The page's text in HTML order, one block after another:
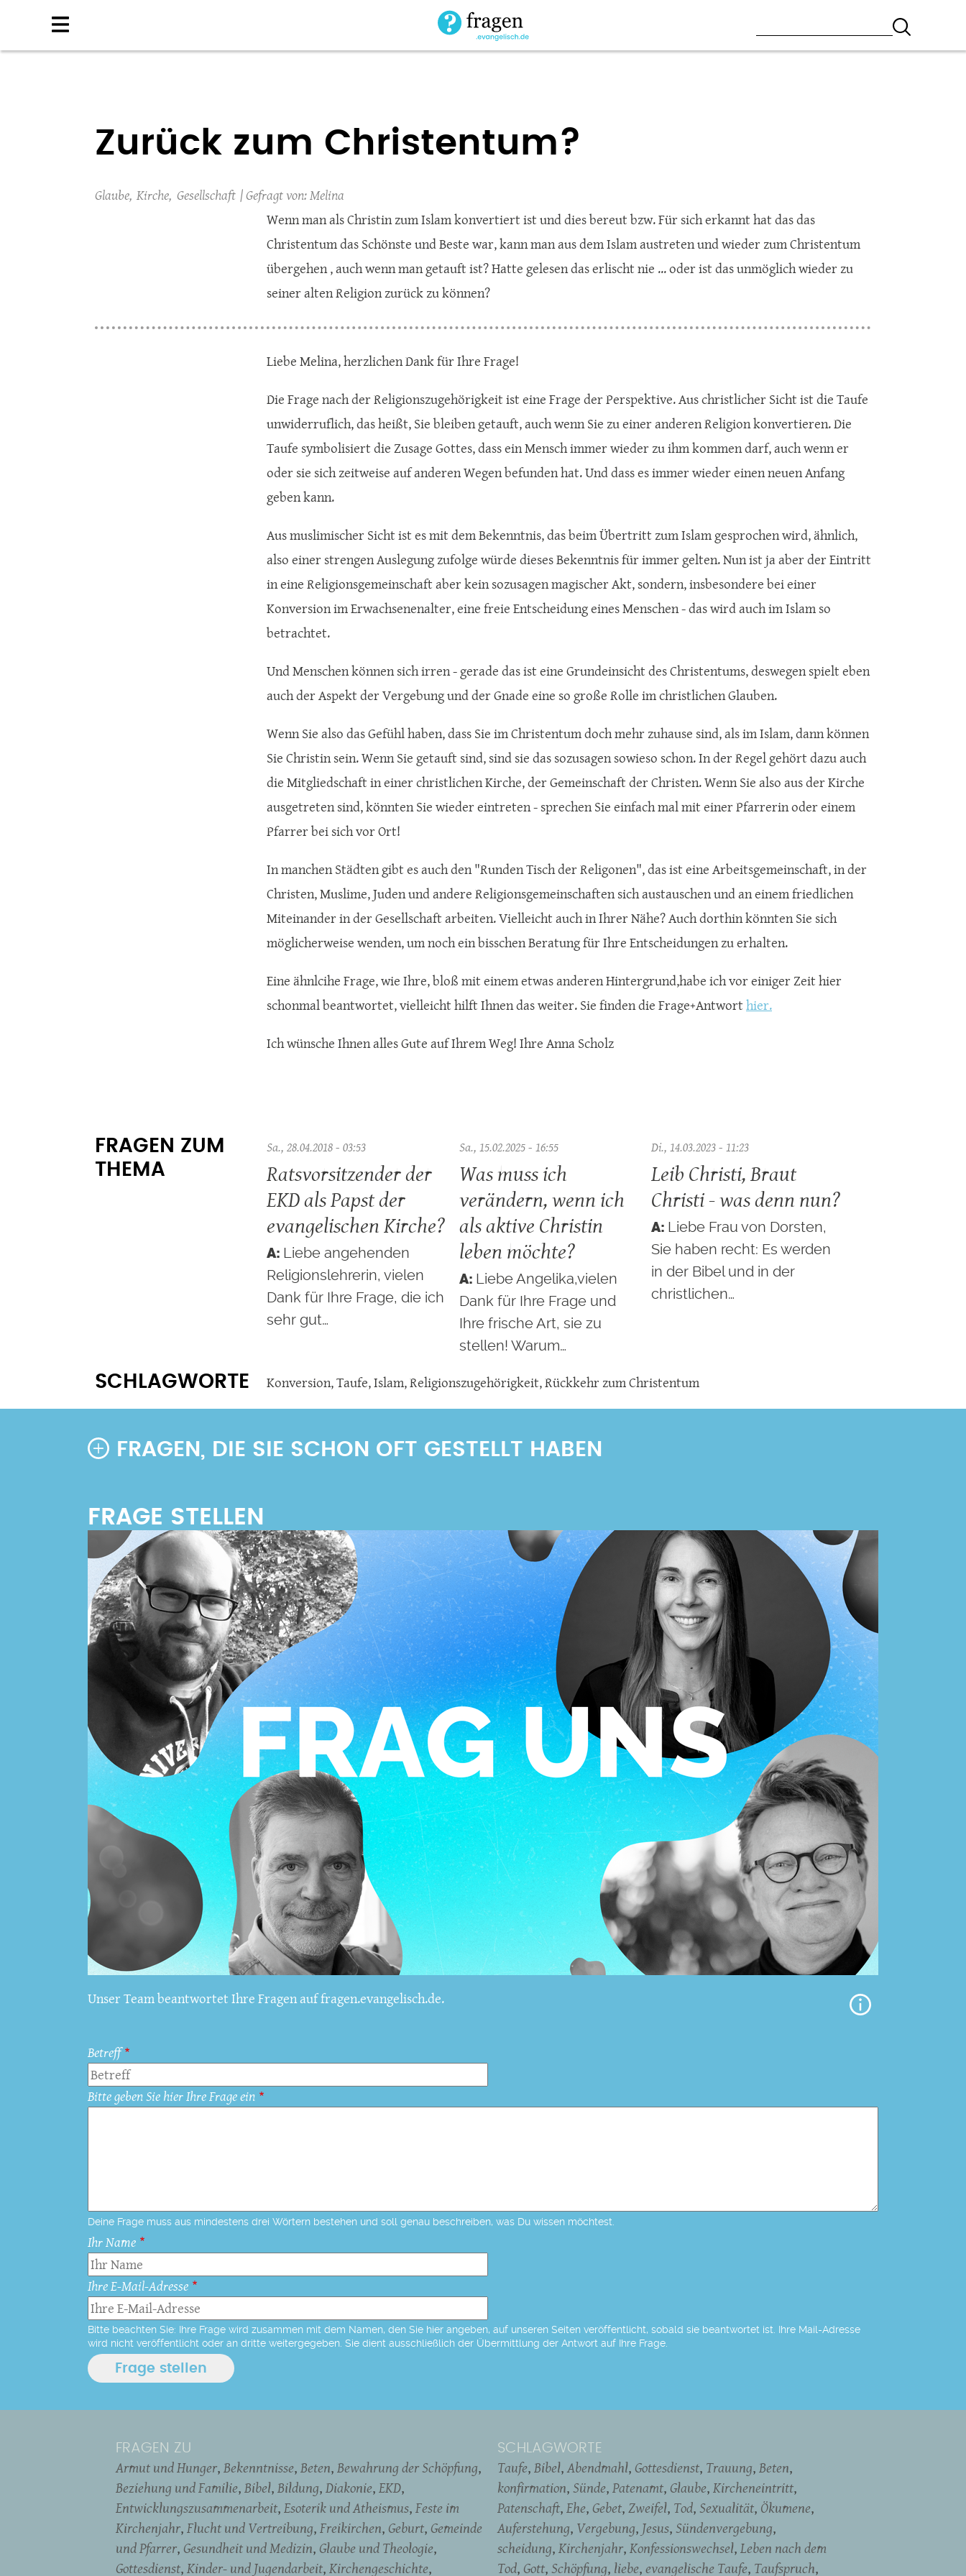
Zurück zum Christentum?
Glaube Kirche Gesellschaft
Melina
Wenn man als Christin zum Islam konvertiert ist und dies bereut bzw. Für sich erkannt hat das das
Christentum das Schönste und Beste war, kann man aus dem Islam austreten und wieder zum Christentum
übergehen , auch wenn man getauft ist? Hatte gelesen das erlischt nie ... oder ist das unmöglich wieder zu
seiner alten Religion zurück zu können?
Liebe Melina, herzlichen Dank für Ihre Frage!
Die Frage nach der Religionszugehörigkeit ist eine Frage der Perspektive. Aus christlicher Sicht ist die Taufe
unwiderruflich, das heißt, Sie bleiben getauft, auch wenn Sie zu einer anderen Religion konvertieren. Die
Taufe symbolisiert die Zusage Gottes, dass ein Mensch immer wieder zu ihm kommen darf, auch wenn er
oder sie sich zeitweise auf anderen Wegen befunden hat. Und dass es immer wieder einen neuen Anfang
geben kann.
Aus muslimischer Sicht ist es mit dem Bekenntnis, das beim Übertritt zum Islam gesprochen wird, ähnlich,
also einer strengen Auslegung zufolge würde dieses Bekenntnis für immer gelten. Nun ist ja aber der Eintritt
in eine Religionsgemeinschaft aber kein sozusagen magischer Akt, sondern, insbesondere bei einer
Konversion im Erwachsenenalter, eine freie Entscheidung eines Menschen - das wird auch im Islam so
betrachtet.
Und Menschen können sich irren - gerade das ist eine Grundeinsicht des Christentums, deswegen spielt eben
auch der Aspekt der Vergebung und der Gnade eine so große Rolle im christlichen Glauben.
Wenn Sie also das Gefühl haben, dass Sie im Christentum doch mehr zuhause sind, als im Islam, dann können
Sie Christin sein. Wenn Sie getauft sind, sind sie das sozusagen sowieso schon. In der Regel gehört dazu auch
die Mitgliedschaft in einer christlichen Kirche, der Gemeinschaft der Christen. Wenn Sie also aus der Kirche
ausgetreten sind, könnten Sie wieder eintreten - sprechen Sie einfach mal mit einer Pfarrerin oder einem
Pfarrer bei sich vor Ort!
In manchen Städten gibt es auch den "Runden Tisch der Religonen", das ist eine Arbeitsgemeinschaft, in der
Christen, Muslime, Juden und andere Religionsgemeinschaften sich austauschen und an einem friedlichen
Miteinander in der Gesellschaft arbeiten. Vielleicht auch in Ihrer Nähe? Auch dorthin könnten Sie sich
möglicherweise wenden, um noch ein bisschen Beratung für Ihre Entscheidungen zu erhalten.
Eine ähnlcihe Frage, wie Ihre, bloß mit einem etwas anderen Hintergrund,habe ich vor einiger Zeit hier
schonmal beantwortet, vielleicht hilft Ihnen das weiter. Sie finden die Frage+Antworthier.
Ich wünsche Ihnen alles Gute auf Ihrem Weg! Ihre Anna Scholz
FRAGEN ZUM
THEMA
Sa., 28.04.2018 - 03:53
Ratsvorsitzender der
EKD als Papst der
evangelischen Kirche?
Liebe angehenden
Religionslehrerin, vielen
Dank für Ihre Frage, die ich
sehr gut…
Sa., 15.02.2025 - 16:55
Was muss ich
verändern, wenn ich
als aktive Christin
leben möchte?
Liebe Angelika,vielen
Dank für Ihre Frage und
Ihre frische Art, sie zu
stellen! Warum…
Di., 14.03.2023 - 11:23
Leib Christi, Braut
Christi - was denn nun?
Liebe Frau von Dorsten,
Sie haben recht: Es werden
in der Bibel und in der
christlichen…
SCHLAGWORTE Konversion,Taufe,Islam,Religionszugehörigkeit,Rückkehr zum Christentum
FRAGEN, DIE SIE SCHON OFT GESTELLT HABEN
Unser Team beantwortet Ihre Fragen auf fragen.evangelisch.de.
Betreff
Bitte geben Sie hier Ihre Frage ein
Deine Frage muss aus mindestens drei Wörtern bestehen und soll genau beschreiben, was Du wissen möchtest.
Ihr Name
Ihre E-Mail-Adresse
Bitte beachten Sie: Ihre Frage wird zusammen mit dem Namen, den Sie hier angeben, auf unseren Seiten veröffentlicht, sobald sie beantwortet ist. Ihre Mail-Adresse
wird nicht veröffentlicht oder an dritte weitergegeben. Sie dient ausschließlich der Übermittlung der Antwort auf Ihre Frage.
FRAGEN ZU
Armut und Hunger Bekenntnisse Beten Bewahrung der Schöpfung
Beziehung und Familie Bibel Bildung Diakonie EKD
Entwicklungszusammenarbeit Esoterik und Atheismus Feste im
Kirchenjahr Flucht und Vertreibung Freikirchen Geburt Gemeinde
und Pfarrer Gesundheit und Medizin Glaube und Theologie
Gottesdienst Kinder- und Jugendarbeit Kirchengeschichte
SCHLAGWORTE
Taufe Bibel Abendmahl Gottesdienst Trauung Beten
konfirmation Sünde Patenamt Glaube Kircheneintritt
Patenschaft Ehe Gebet Zweifel Tod Sexualität Ökumene
Auferstehung Vergebung Jesus Sündenvergebung
scheidung Kirchenjahr Konfessionswechsel Leben nach dem
Tod Gott Schöpfung liebe evangelische Taufe Taufspruch